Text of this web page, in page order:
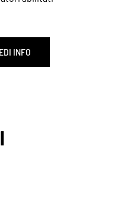
INFO